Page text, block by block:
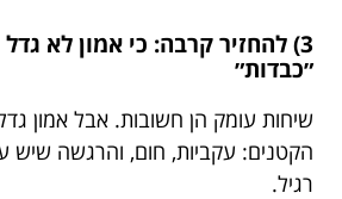
3) להחזיר קרבה: כי אמון לא
״כבדות״
שיחות עומק הן חשובות. אבל אמון
הקטנים: עקביות, חום, והרגשה שיש
רגיל.